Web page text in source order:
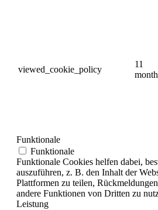
viewed_cookie_policy
11
Funktionale
Funktionale
Funktionale Cookies helfen dabei,
auszuführen, z. B. den Inhalt der
Plattformen zu teilen,
andere Funktionen von Dritten zu
Leistung